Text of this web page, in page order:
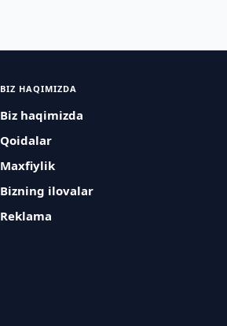
BIZ HAQIMIZDA
Biz haqimizda
Qoidalar
Maxfiylik
Bizning ilovalar
Reklama